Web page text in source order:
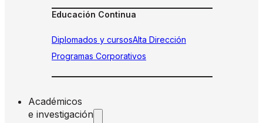
Educación Continua
Diplomados y cursosAlta Dirección
Programas Corporativos
Académicos
e investigación